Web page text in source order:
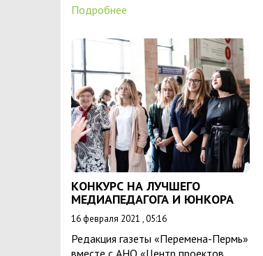
Подробнее
КОНКУРС НА ЛУЧШЕГО
МЕДИАПЕДАГОГА И ЮНКОРА
16 февраля 2021 , 05:16
Редакция газеты «Перемена-Пермь»
вместе с АНО «Центр проектов